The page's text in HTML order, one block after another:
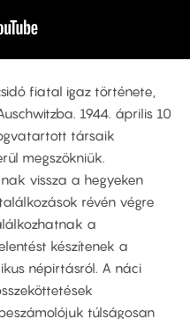
fiatal igaz története,
1944. április 10
társaik
megszökniük.
vissza a hegyeken
révén végre
a
készítenek a
népirtásról. A náci
túlságosan